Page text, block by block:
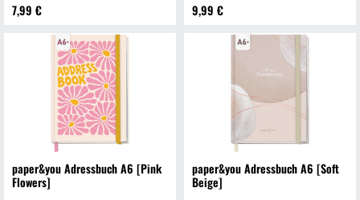
7,99 €
9,99 €
paper&you Adressbuch A6 [Pink
Flowers]
paper&you Adressbuch A6 [Soft
Beige]